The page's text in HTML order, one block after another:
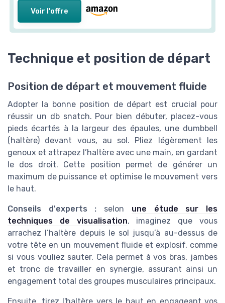
Technique et position de départ
Position de départ et mouvement fluide
réussir un db snatch. Pour bien débuter, placez-vous
pieds écartés à la largeur des épaules, une dumbbell
(haltère) devant vous, au sol. Pliez légèrement les
genoux et attrapez l’haltère avec une main, en gardant
le dos droit. Cette position permet de générer un
maximum de puissance et optimise le mouvement vers
le haut.
Conseils d'experts :selonune étude sur les
techniques de visualisation
arrachez l’haltère depuis le sol jusqu’à au-dessus de
votre tête en un mouvement fluide et explosif, comme
si vous vouliez sauter. Cela permet à vos bras, jambes
et tronc de travailler en synergie, assurant ainsi un
engagement total des groupes musculaires principaux.
Ensuite, tirez l'haltère vers le haut en engageant vos
jambes pour générer de la force. La clé est de garder le
mouvement fluide et d'éviter toute interruption